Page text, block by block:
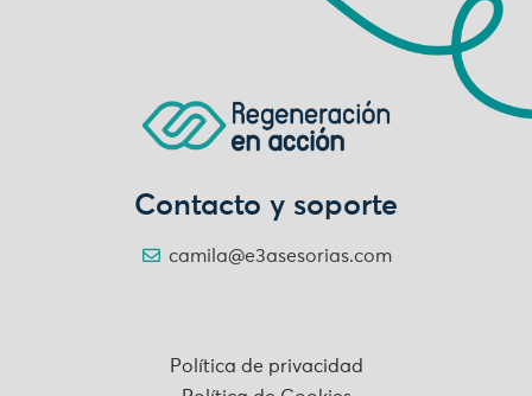
Contacto y soporte
camila@e3asesorias.com
Política de privacidad